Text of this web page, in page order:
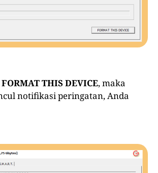
THIS DEVICE, maka
notifikasi peringatan, Anda